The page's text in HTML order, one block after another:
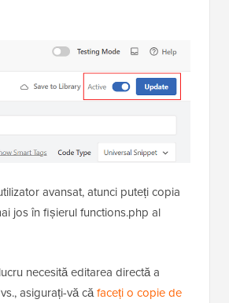
avansat, atunci puteți copia
jos în fișierul functions.php al
necesită editarea directă a
asigurați-vă căfaceți o copie de